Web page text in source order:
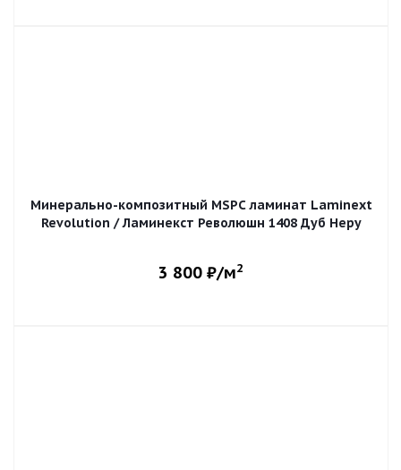
Минерально-композитный MSPC ламинат Laminext
Revolution / Ламинекст Революшн 1408 Дуб Неру
3 800 ₽/м2